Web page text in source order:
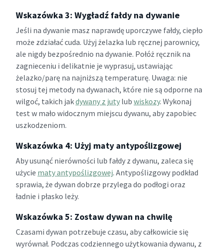
Wskazówka 3: Wygładź fałdy na dywanie
Jeśli na dywanie masz naprawdę uporczywe fałdy, ciepło
może zdziałać cuda. Użyj żelazka lub ręcznej parownicy,
ale nigdy bezpośrednio na dywanie. Połóż ręcznik na
zagnieceniu i delikatnie je wyprasuj, ustawiając
żelazko/parę na najniższą temperaturę. Uwaga: nie
stosuj tej metody na dywanach, które nie są odporne na
wilgoć, takich jakdywany z juty lub wiskozy. Wykonaj
test w mało widocznym miejscu dywanu, aby zapobiec
uszkodzeniom.
Wskazówka 4: Użyj maty antypoślizgowej
Aby usunąć nierówności lub fałdy z dywanu, zaleca się
użycie maty antypoślizgowej. Antypoślizgowy podkład
sprawia, że ​​dywan dobrze przylega do podłogi oraz
ładnie i płasko leży.
Wskazówka 5: Zostaw dywan na chwilę
Czasami dywan potrzebuje czasu, aby całkowicie się
wyrównał. Podczas codziennego użytkowania dywanu, z